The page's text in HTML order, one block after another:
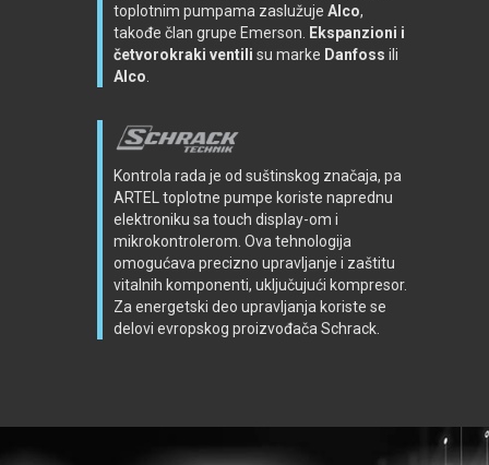
toplotnim pumpama zaslužuje Alco,
takođe član grupe Emerson. Ekspanzioni i
četvorokraki ventili su marke Danfoss ili
Alco.
Kontrola rada je od suštinskog značaja, pa
ARTEL toplotne pumpe koriste naprednu
elektroniku sa touch display-om i
mikrokontrolerom. Ova tehnologija
omogućava precizno upravljanje i zaštitu
vitalnih komponenti, uključujući kompresor.
Za energetski deo upravljanja koriste se
delovi evropskog proizvođača Schrack.